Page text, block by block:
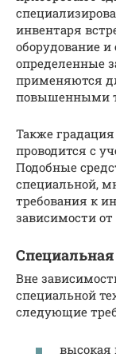
инвентаря
оборудование
определенные
применяются
повышенными
Также
проводится с
Подобные
специальной,
требования к
зависимости
Вне
специальной
следующие
высокая